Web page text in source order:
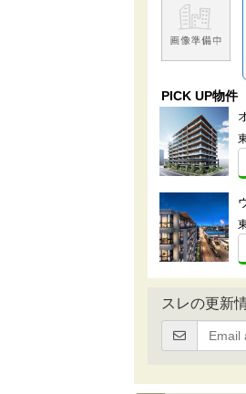
PICK UP物件
スレの更新